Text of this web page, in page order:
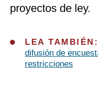
proyectos de ley.
LEA TAMBIÉN:
difusión de
restricciones